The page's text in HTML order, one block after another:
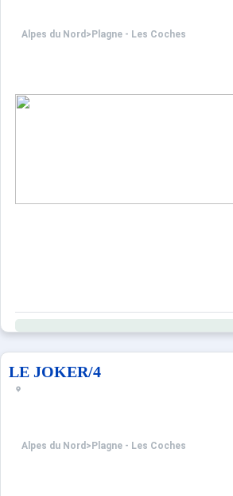
Alpes du Nord > Plagne - Les Coches
LE JOKER/4
Alpes du Nord > Plagne - Les Coches